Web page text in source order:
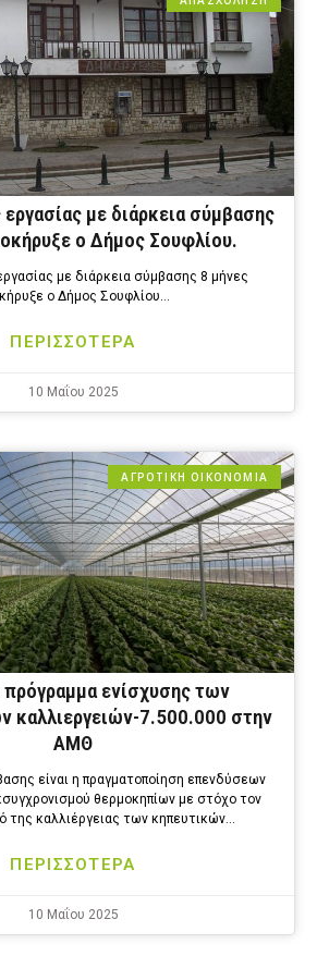
με διάρκεια σύμβασης
ο Δήμος Σουφλίου.
με διάρκεια σύμβασης 8 μήνες
ο Δήμος Σουφλίου…
ΠΕΡΙΣΣΟΤΕΡΑ
10 Μαΐου 2025
ΑΓΡΟΤΙΚΗ ΟΙΚΟΝΟΜΙΑ
πρόγραμμα ενίσχυσης των
καλλιεργειών-7.500.000 στην
ΑΜΘ
είναι η πραγματοποίηση επενδύσεων
θερμοκηπίων με στόχο τον
της καλλιέργειας των κηπευτικών…
ΠΕΡΙΣΣΟΤΕΡΑ
10 Μαΐου 2025